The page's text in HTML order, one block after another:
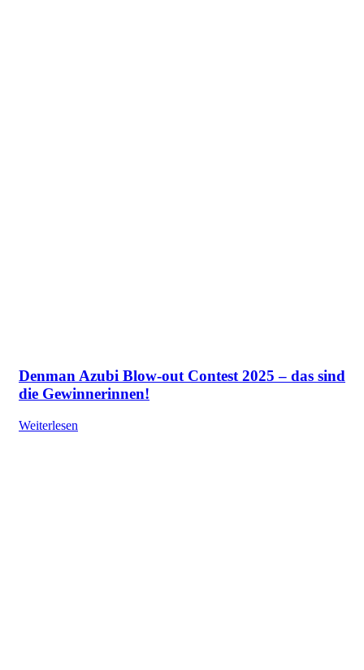
Denman Azubi Blow-out Contest 2025 – das sind
die Gewinnerinnen!
Weiterlesen